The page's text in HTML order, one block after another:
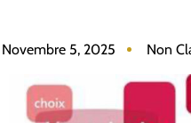
Novembre 5, 2025 Non